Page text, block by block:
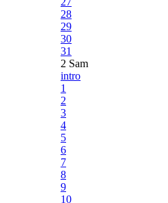
28
29
30
31
2 Sam
intro
1
2
3
4
5
6
7
8
9
10